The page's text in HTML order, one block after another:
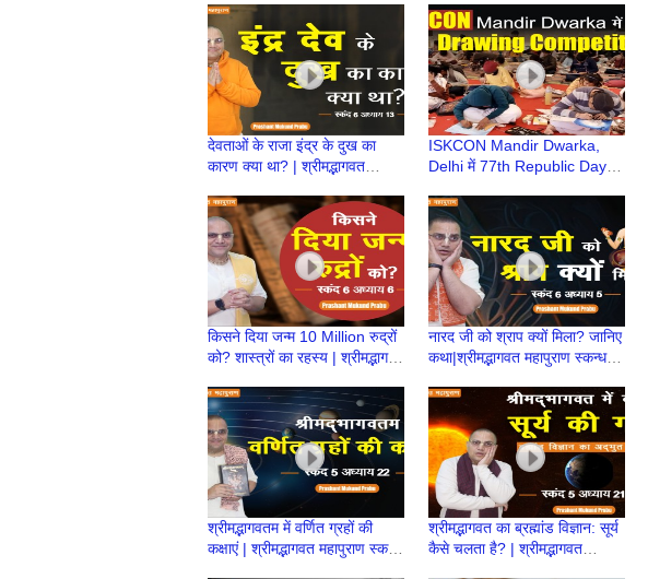
Prabhu
PrashantPrabhu
देवताओं के राजा इंद्र के दुख का
कारण क्या था? | श्रीमद्भागवत
ISKCON Mandir Dwarka,
Delhi में 77th Republic Day
Proud to be a Bharatiya
किसने दिया जन्म 10 Million रुद्रों
को? शास्त्रों का रहस्य | श्रीमद्भागवत
नारद जी को श्राप क्यों मिला? जानिए
कथा|श्रीमद्भागवत महापुराण स्कन्ध 6
Prabhu
श्रीमद्भागवतम में वर्णित ग्रहों की
कक्षाएं | श्रीमद्भागवत महापुराण स्कन्ध
श्रीमद्भागवत का ब्रह्मांड विज्ञान: सूर्य
कैसे चलता है? | श्रीमद्भागवत